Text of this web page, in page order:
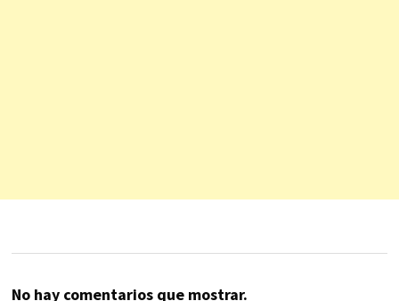
No hay comentarios que mostrar.